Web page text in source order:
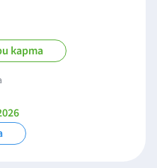
карта